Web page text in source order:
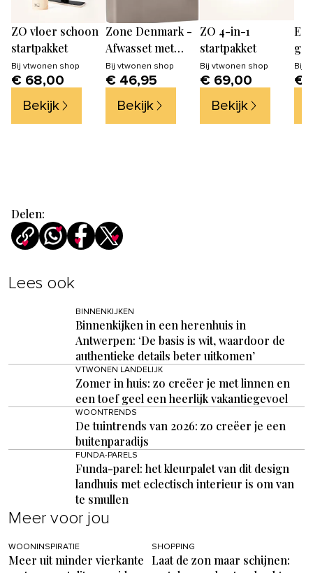
ZO vloer schoon
startpakket
Bij vtwonen shop
€ 68,00
Bekijk
Zone Denmark -
Afwasset met
vaatdoekje -
Zeepdispenser en
afwasborstel
Bij vtwonen shop
€ 46,95
Bekijk
ZO 4-in-1
startpakket
Bij vtwonen shop
€ 69,00
Bekijk
-
Bij
€
Delen:
Lees ook
BINNENKIJKEN
Binnenkijken in een herenhuis in
Antwerpen: ‘De basis is wit, waardoor de
authentieke details beter uitkomen’
VTWONEN LANDELIJK
Zomer in huis: zo creëer je met linnen en
een toef geel een heerlijk vakantiegevoel
WOONTRENDS
De tuintrends van 2026: zo creëer je een
buitenparadijs
FUNDA-PARELS
Funda-parel: het kleurpalet van dit design
landhuis met eclectisch interieur is om van
te smullen
Meer voor jou
WOONINSPIRATIE
Meer uit minder vierkante
SHOPPING
Laat de zon maar schijnen: